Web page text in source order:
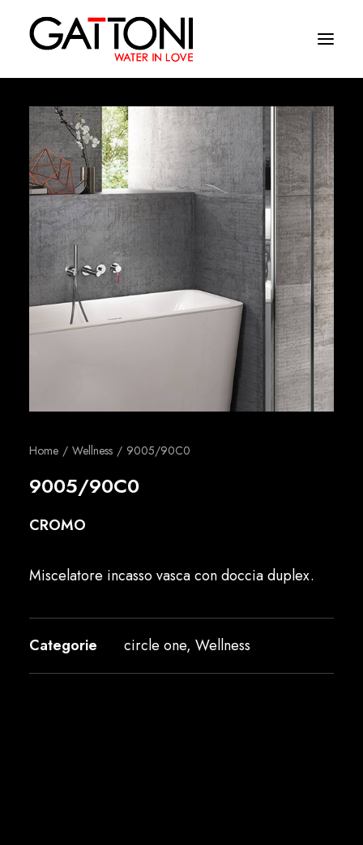
Azienda
Ambienti
Prodotti
Finiture
Media
Dove acquistare
Contatti
Home Wellness 9005/90C0
9005/90C0
CROMO
Miscelatore incasso vasca con doccia duplex.
Categorie circle one, Wellness